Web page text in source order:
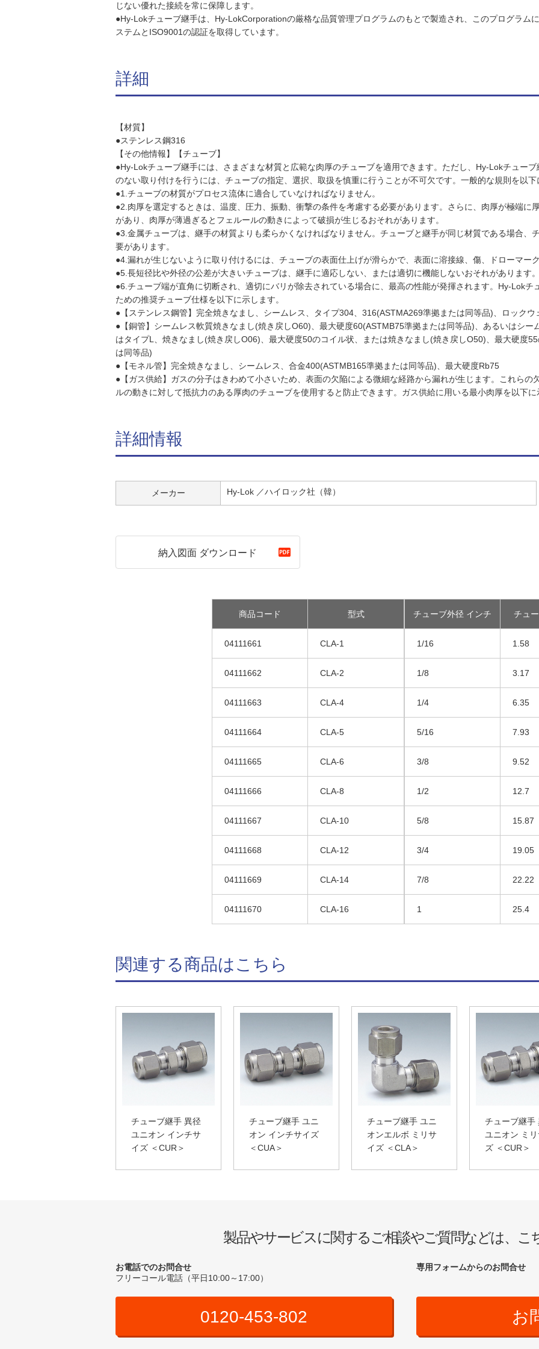
じない優れた接続を常に保障します。
●Hy-Lokチューブ継手は、Hy-LokCorporationの厳格な品質管理プログラムのもとで製造され、このプログラム
ステムとISO9001の認証を取得しています。
詳細
【材質】
●ステンレス鋼316
【その他情報】【チューブ】
●Hy-Lokチューブ継手には、さまざまな材質と広範な肉厚のチューブを適用できます。ただし、Hy-Lokチュー
のない取り付けを行うには、チューブの指定、選択、取扱を慎重に行うことが不可欠です。一般的な規則を以下
●1.チューブの材質がプロセス流体に適合していなければなりません。
●2.肉厚を選定するときは、温度、圧力、振動、衝撃の条件を考慮する必要があります。さらに、肉厚が極端に
があり、肉厚が薄過ぎるとフェルールの動きによって破損が生じるおそれがあります。
●3.金属チューブは、継手の材質よりも柔らかくなければなりません。チューブと継手が同じ材質である場合、
要があります。
●4.漏れが生じないように取り付けるには、チューブの表面仕上げが滑らかで、表面に溶接線、傷、ドローマー
●5.長短径比や外径の公差が大きいチューブは、継手に適応しない、または適切に機能しないおそれがあります。
●6.チューブ端が直角に切断され、適切にバリが除去されている場合に、最高の性能が発揮されます。Hy-Lokチ
ための推奨チューブ仕様を以下に示します。
●【ステンレス鋼管】完全焼きなまし、シームレス、タイプ304、316(ASTMA269準拠または同等品)、ロックウ
●【銅管】シームレス軟質焼きなまし(焼き戻しO60)、最大硬度60(ASTMB75準拠または同等品)、あるいはシー
はタイプL、焼きなまし(焼き戻しO06)、最大硬度50のコイル状、または焼きなまし(焼き戻しO50)、最大硬度
は同等品)
●【モネル管】完全焼きなまし、シームレス、合金400(ASTMB165準拠または同等品)、最大硬度Rb75
●【ガス供給】ガスの分子はきわめて小さいため、表面の欠陥による微細な経路から漏れが生じます。これらの
ルの動きに対して抵抗力のある厚肉のチューブを使用すると防止できます。ガス供給に用いる最小肉厚を以下に
詳細情報
メーカー Hy-Lok ／ハイロック社（韓）
納入図面 ダウンロード
商品コード 型式
04111661 CLA-1
04111662 CLA-2
04111663 CLA-4
04111664 CLA-5
04111665 CLA-6
04111666 CLA-8
04111667 CLA-10
04111668 CLA-12
04111669 CLA-14
04111670 CLA-16
チューブ外径 インチ チュ
1/16 1.58
1/8 3.17
1/4 6.35
5/16 7.93
3/8 9.52
1/2 12.7
5/8 15.87
3/4 19.05
7/8 22.22
1 25.4
関連する商品はこちら
チューブ継手 異径
ユニオン インチサ
イズ ＜CUR＞
チューブ継手 ユニ
オン インチサイズ
＜CUA＞
チューブ継手 ユニ
オンエルボ ミリサ
イズ ＜CLA＞
チューブ継手
ユニオン ミリ
ズ ＜CUR＞
製品やサービスに関するご相談やご質問などは、こ
お電話でのお問合せ
フリーコール電話（平日10:00～17:00）
0120-453-802
専用フォームからのお問合せ
お